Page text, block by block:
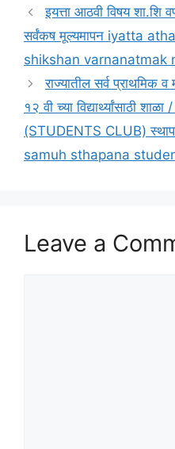
इयत्ता आठवी विषय शा.शि
सर्वंकष मूल्यमापन iyatta
shikshan varnanatmak
राज्यातील सर्व प्राथमिक
१२ वी च्या विद्यार्थ्यांसाठी शाळा /
(STUDENTS CLUB)
samuh sthapana
Leave a